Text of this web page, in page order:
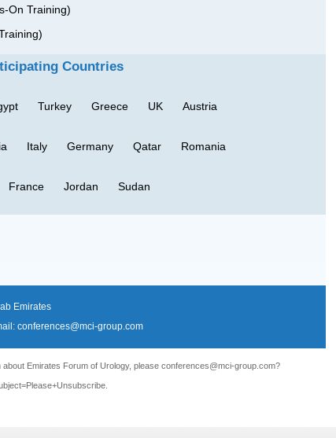
On Training)
Countries
Turkey Greece UK Austria
Italy Germany Qatar Romania
France Jordan Sudan
Emirates
conferences@mci-group.com
Emirates Forum of Urology, please conferences@mci-group.com?